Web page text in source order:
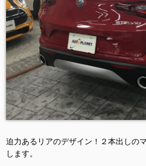
迫力あるリアのデザイン！２本出しの
します。